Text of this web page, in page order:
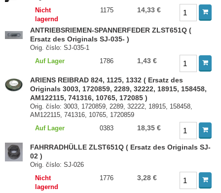
Nicht
lagernd
1175 14,33 €
ANTRIEBSRIEMEN-SPANNERFEDER ZLST651Q (
Ersatz des Originals SJ-035- )
Orig. číslo: SJ-035-1
Auf Lager
1786 1,43 €
ARIENS REIBRAD 824, 1125, 1332 ( Ersatz des
Originals 3003, 1720859, 2289, 32222, 18915, 158458,
AM122115, 741316, 10765, 172085 )
Orig. číslo: 3003, 1720859, 2289, 32222, 18915, 158458,
AM122115, 741316, 10765, 1720859
Auf Lager
0383 18,35 €
FAHRRADHÜLLE ZLST651Q ( Ersatz des Originals SJ-
02 )
Orig. číslo: SJ-026
Nicht
lagernd
1776 3,28 €